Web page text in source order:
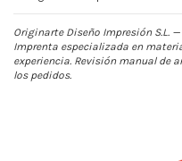
Originarte Diseño Impresión S.L.
Imprenta especializada en
experiencia. Revisión manual de
los pedidos.